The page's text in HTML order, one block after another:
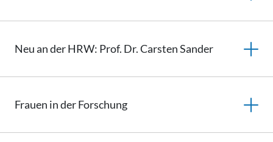
Neu an der HRW: Prof. Dr. Carsten Sander
Frauen in der Forschung